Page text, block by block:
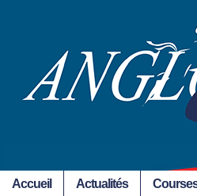
Accueil Actualités